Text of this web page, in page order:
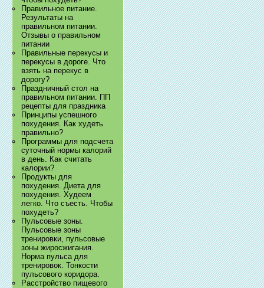
Правильное питание.
Результаты на
правильном питании.
Отзывы о правильном
питании
Правильные перекусы и
перекусы в дороге. Что
взять на перекус в
дорогу?
Праздничный стол на
правильном питании. ПП
рецепты для праздника
Принципы успешного
похудения. Как худеть
правильно?
Программы для подсчета
суточный нормы калорий
в день. Как считать
калории?
Продукты для
похудения. Диета для
похудения. Худеем
легко. Что съесть. Чтобы
похудеть?
Пульсовые зоны.
Пульсовые зоны
тренировки, пульсовые
зоны жиросжигания.
Норма пульса для
тренировок. Тонкости
пульсового коридора.
Расстройство пищевого